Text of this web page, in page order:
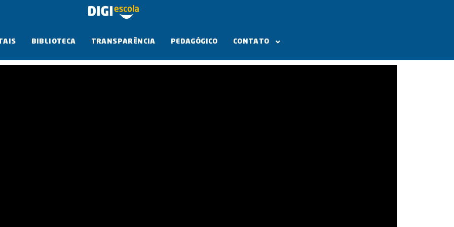
BIBLIOTECA TRANSPARÊNCIA PEDAGÓGICO CONTATO